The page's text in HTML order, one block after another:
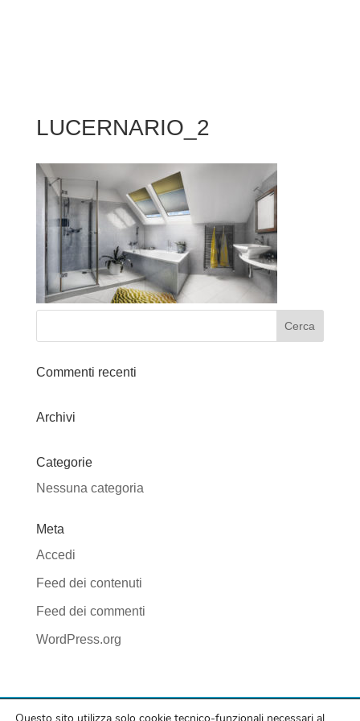
LUCERNARIO_2
Commenti recenti
Archivi
Categorie
Nessuna categoria
Meta
Accedi
Feed dei contenuti
Feed dei commenti
WordPress.org